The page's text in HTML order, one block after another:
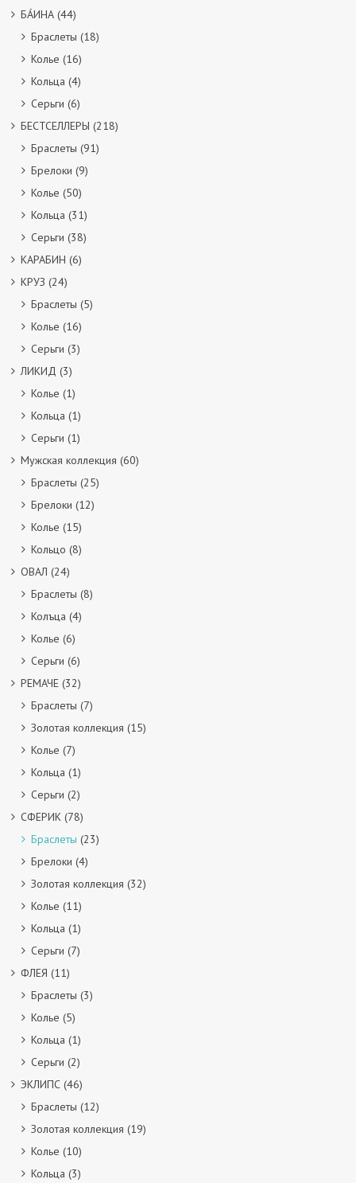
БÁИНА (44)
Браслеты (18)
Колье (16)
Кольца (4)
Серьги (6)
БЕСТСЕЛЛЕРЫ (218)
Браслеты (91)
Брелоки (9)
Колье (50)
Кольца (31)
Серьги (38)
КАРАБИН (6)
КРУЗ (24)
Браслеты (5)
Колье (16)
Серьги (3)
ЛИКИД (3)
Колье (1)
Кольца (1)
Серьги (1)
Мужская коллекция (60)
Браслеты (25)
Брелоки (12)
Колье (15)
Кольцо (8)
ОВАЛ (24)
Браслеты (8)
Колъца (4)
Колье (6)
Серьги (6)
РЕМАЧЕ (32)
Браслеты (7)
Золотая коллекция (15)
Колье (7)
Кольца (1)
Серьги (2)
СФЕРИК (78)
Браслеты (23)
Брелоки (4)
Золотая коллекция (32)
Колье (11)
Кольца (1)
Серьги (7)
ФЛЕЯ (11)
Браслеты (3)
Колье (5)
Кольца (1)
Серьги (2)
ЭКЛИПС (46)
Браслеты (12)
Золотая коллекция (19)
Колье (10)
Кольца (3)